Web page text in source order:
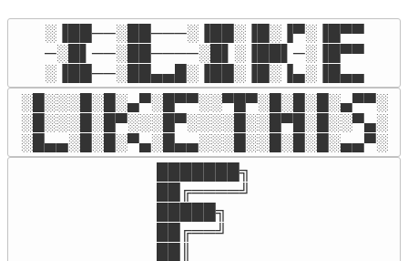
░▐██──░██───░▐██░▐█░▐▀░▐█▀▀
─░█▌──░██────░█▌░▐██▌─░▐█▀▀
░▐██──░██▄▄█░▐██░▐█░▐▄░▐█▄▄
░█░░░█░█░▄▀░█▀▀░░▀█▀░█░█░█░▄▀▀░
░█░░░█░█▀░░░█▀░░░░█░░█▀█░█░░▀▄░
░█▄▄░█░█░▀▄░█▄▄░░░█░░█░█░█░▄▄▀░
███████╗
██╔════╝
█████╗
██╔══╝